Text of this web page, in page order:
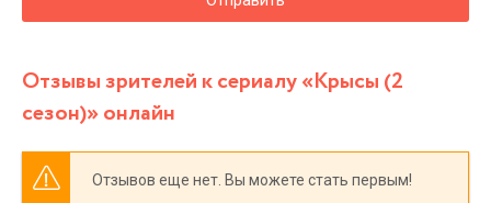
Отзывы зрителей к сериалу «Крысы (2
сезон)» онлайн
Отзывов еще нет. Вы можете стать первым!